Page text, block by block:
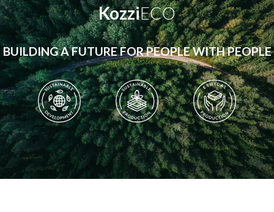
KozziECO
BUILDING A FUTURE FOR PEOPLE WITH PEOPLE